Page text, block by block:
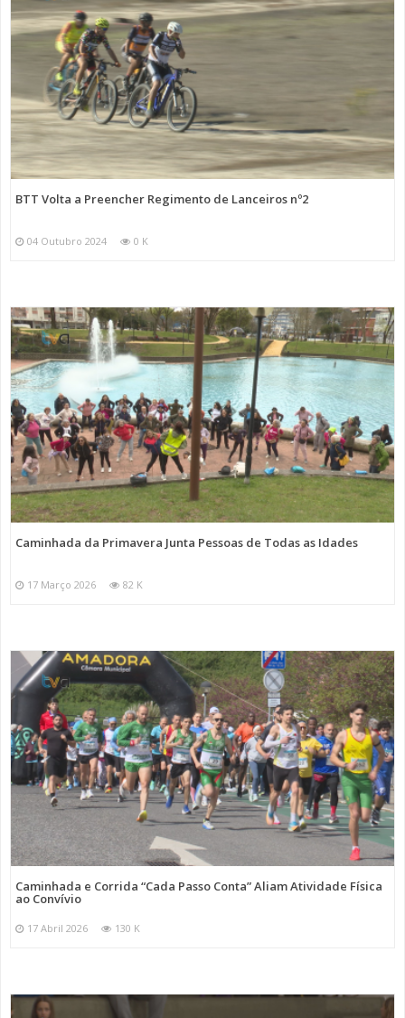
BTT Volta a Preencher Regimento de Lanceiros nº2
04 Outubro 2024 0 K
Caminhada da Primavera Junta Pessoas de Todas as Idades
17 Março 2026 82 K
Caminhada e Corrida “Cada Passo Conta” Aliam Atividade Física
ao Convívio
17 Abril 2026 130 K